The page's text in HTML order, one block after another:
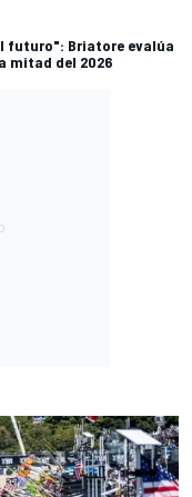
futuro": Briatore evalúa
mitad del 2026